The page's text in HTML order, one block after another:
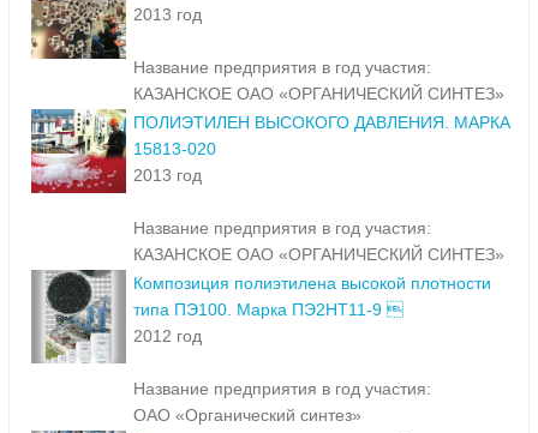
2013 год
Название предприятия в год участия:
КАЗАНСКОЕ ОАО «ОРГАНИЧЕСКИЙ СИНТЕЗ»
ПОЛИЭТИЛЕН ВЫСОКОГО ДАВЛЕНИЯ. МАРКА
15813-020
2013 год
Название предприятия в год участия:
КАЗАНСКОЕ ОАО «ОРГАНИЧЕСКИЙ СИНТЕЗ»
Композиция полиэтилена высокой плотности
типа ПЭ100. Марка ПЭ2НТ11-9 
2012 год
Название предприятия в год участия:
ОАО «Органический синтез»